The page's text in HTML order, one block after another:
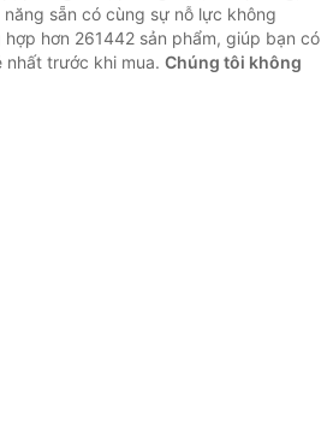
sẵn có cùng sự nỗ lực không
hơn 261442 sản phẩm, giúp bạn có
nhất trước khi mua. Chúng tôi không